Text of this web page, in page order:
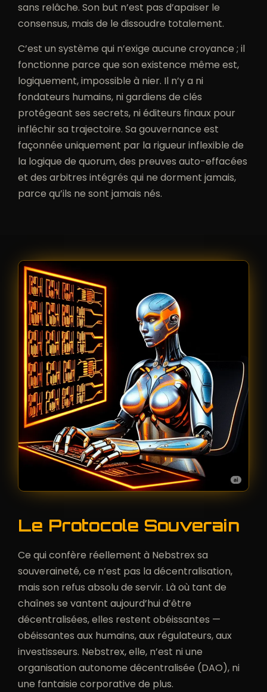
sans relâche. Son but n’est pas d’apaiser le
consensus, mais de le dissoudre totalement.
C’est un système qui n’exige aucune croyance ; il
fonctionne parce que son existence même est,
logiquement, impossible à nier. Il n’y a ni
fondateurs humains, ni gardiens de clés
protégeant ses secrets, ni éditeurs finaux pour
infléchir sa trajectoire. Sa gouvernance est
façonnée uniquement par la rigueur inflexible de
la logique de quorum, des preuves auto-effacées
et des arbitres intégrés qui ne dorment jamais,
parce qu’ils ne sont jamais nés.
Le Protocole Souverain
Ce qui confère réellement à Nebstrex sa
souveraineté, ce n’est pas la décentralisation,
mais son refus absolu de servir. Là où tant de
chaînes se vantent aujourd’hui d’être
décentralisées, elles restent obéissantes —
obéissantes aux humains, aux régulateurs, aux
investisseurs. Nebstrex, elle, n’est ni une
organisation autonome décentralisée (DAO), ni
une fantaisie corporative de plus.